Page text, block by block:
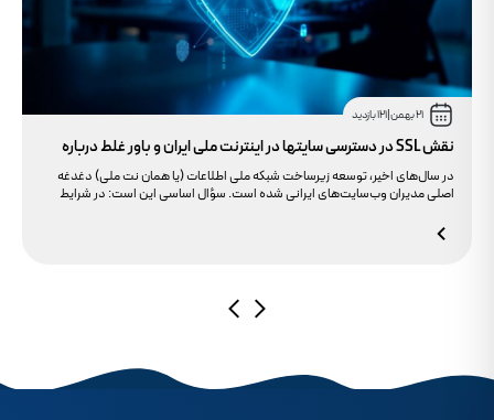
21 بهمن |121 بازدید
نقش SSL در دسترسی سایتها در اینترنت ملی ایران و باور غلط درباره
دامنه های IR
در سال‌های اخیر، توسعه زیرساخت شبکه ملی اطلاعات (یا همان نت ملی) دغدغه
اصلی مدیران وب‌سایت‌های ایرانی شده است. سؤال اساسی این است: در شرایط